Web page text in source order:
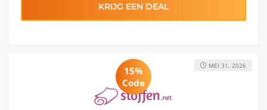
KRIJG EEN DEAL
15%
Code
MEI 31, 2026